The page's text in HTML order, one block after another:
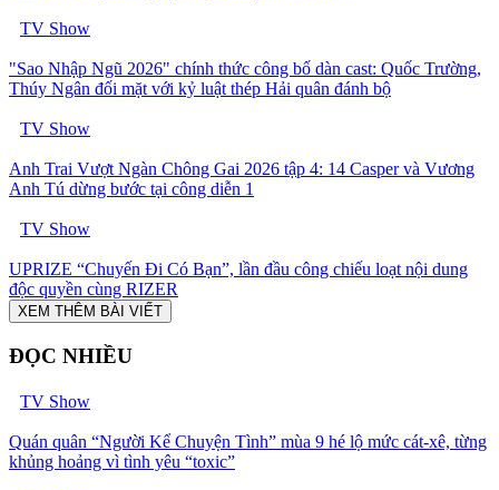
TV Show
"Sao Nhập Ngũ 2026" chính thức công bố dàn cast: Quốc Trường,
Thúy Ngân đối mặt với kỷ luật thép Hải quân đánh bộ
TV Show
Anh Trai Vượt Ngàn Chông Gai 2026 tập 4: 14 Casper và Vương
Anh Tú dừng bước tại công diễn 1
TV Show
UPRIZE “Chuyến Đi Có Bạn”, lần đầu công chiếu loạt nội dung
độc quyền cùng RIZER
XEM THÊM BÀI VIẾT
ĐỌC NHIỀU
TV Show
Quán quân “Người Kể Chuyện Tình” mùa 9 hé lộ mức cát-xê, từng
khủng hoảng vì tình yêu “toxic”